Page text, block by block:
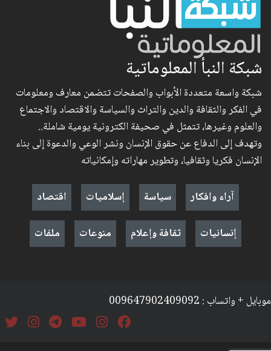
شبكة النبأ المعلوماتية
شبكة واسعة متعددة الأبواب والصفحات تتضمن معارف ومعلومات
في الفكر والثقافة والدين والتراث والسياسة والاقتصاد والاجتماع
والعلوم وغيرها، تتمثل في صحيفة الكترونية يومية شاملة..
وتهدف إلى الدفاع عن حقوق الإنسان ونشر الوعي والدعوة إلى بناء
الإنسان فكريا وثقافيا، وتطوير مهاراته وإمكانياته
آراء وافكار
سياسة إسلاميات
اقتصاد
إنسانيات
ثقافة وإعلام منوعات ملفات
موبايل + واتساب : 009647902409092